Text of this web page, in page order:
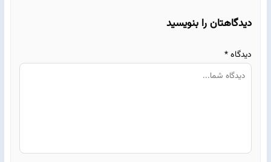
دیدگاهتان را بنویسید
دیدگاه*